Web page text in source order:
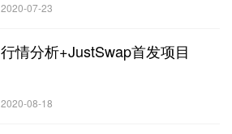
2020-07-23
行情分析+JustSwap首发项目
2020-08-18